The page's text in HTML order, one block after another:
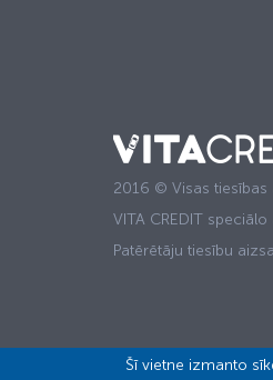
2016 © Visas tiesības
VITA CREDIT
Patērētāju tiesību
Šī vietne izmanto